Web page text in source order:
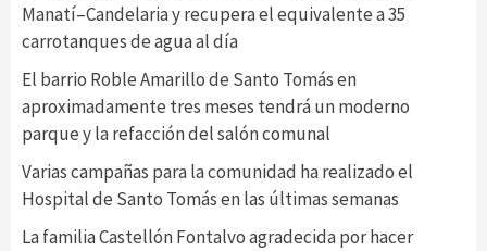
Manatí–Candelaria y recupera el equivalente a 35
carrotanques de agua al día
El barrio Roble Amarillo de Santo Tomás en
aproximadamente tres meses tendrá un moderno
parque y la refacción del salón comunal
Varias campañas para la comunidad ha realizado el
Hospital de Santo Tomás en las últimas semanas
La familia Castellón Fontalvo agradecida por hacer